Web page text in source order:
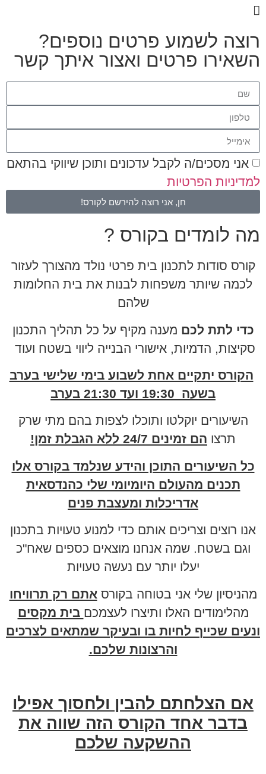
רוצה לשמוע פרטים נוספים?
השאירו פרטים ואצור איתך קשר
אני מסכים/ה לקבל עדכונים ותוכן שיווקי בהתאם
למדיניות הפרטיות
חן, אני רוצה להירשם לקורס!
מה לומדים בקורס ?
קורס סודות לתכנון בית פרטי נולד מהצורך לעזור
לכמה שיותר משפחות לבנות את בית החלומות
שלהם
כדי לתת לכם מענה מקיף על כל תהליך התכנון
סקיצות, הדמיות, אישורי הבנייה ליווי בשטח ועוד
הקורס יתקיים אחת לשבוע בימי שלישי בערב
בשעה 19:30 ועד 21:30 בערב
השיעורים יוקלטו ותוכלו לצפות בהם מתי שרק
תרצו הם זמינים 24/7 ללא הגבלת זמן!
כל השיעורים התוכן והידע שנלמד בקורס אלו
תכנים מהעולם היומיומי שלי כהנדסאית
אדריכלות ומעצבת פנים
אנו רוצים וצריכים אותם כדי למנוע טעויות בתכנון
וגם בשטח. שמה אנחנו מוצאים כספים שאח"כ
יעלו יותר עם נעשה טעויות
מהניסיון שלי אני בטוחה בקורסאתם רק תרוויחו
מהלימודים האלו ותיצרו לעצמכם בית מקסים
ונעים שכייף לחיות בו ובעיקר שמתאים לצרכים
והרצונות שלכם.
אם הצלחתם להבין ולחסוך אפילו
בדבר אחד הקורס הזה שווה את
ההשקעה שלכם